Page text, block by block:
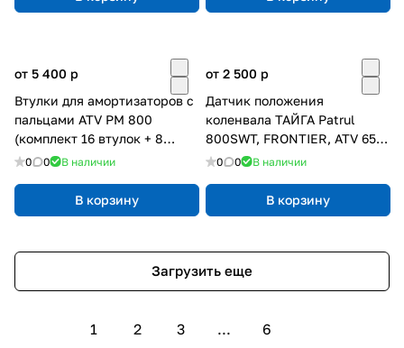
от 5 400 p
Втулки для амортизаторов с
пальцами ATV РМ 800
(комплект 16 втулок + 8
пальцев)
0 0 В наличии
В корзину
от 2 500 p
Датчик положения
коленвала ТАЙГА Patrul
800SWT, FRONTIER, ATV 650-
1000 RM
0 0 В наличии
В корзину
Загрузить еще
1 2 3 ... 6